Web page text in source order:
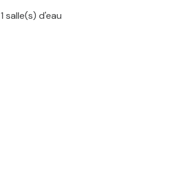
1 salle(s) d'eau